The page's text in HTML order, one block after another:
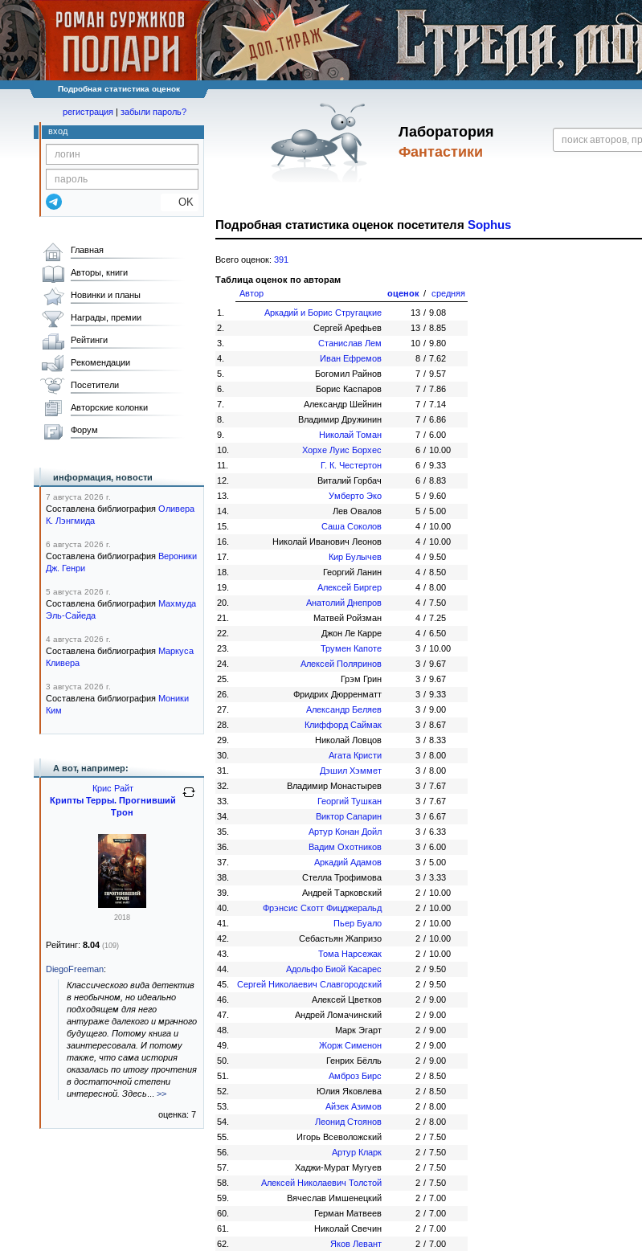
Подробная статистика оценок
Лаборатория
Фантастики
регистрация | забыли пароль?
вход
OK
Подробная статистика оценок посетителя Sophus
Всего оценок: 391
Таблица оценок по авторам
Автор
оценок / средняя
1.
Аркадий и Борис Стругацкие 13 / 9.08
2.
Сергей Арефьев 13 / 8.85
3.
Станислав Лем 10 / 9.80
4.
Иван Ефремов 8 / 7.62
5.
Богомил Райнов 7 / 9.57
6.
Борис Каспаров 7 / 7.86
7.
Александр Шейнин 7 / 7.14
8.
Владимир Дружинин 7 / 6.86
9.
Николай Томан 7 / 6.00
10.
Хорхе Луис Борхес 6 / 10.00
11.
Г. К. Честертон 6 / 9.33
12.
Виталий Горбач 6 / 8.83
13.
Умберто Эко 5 / 9.60
14.
Лев Овалов 5 / 5.00
15.
Саша Соколов 4 / 10.00
16.
Николай Иванович Леонов 4 / 10.00
17.
Кир Булычев 4 / 9.50
18.
Георгий Ланин 4 / 8.50
19.
Алексей Биргер 4 / 8.00
20.
Анатолий Днепров 4 / 7.50
21.
Матвей Ройзман 4 / 7.25
22.
Джон Ле Карре 4 / 6.50
23.
Трумен Капоте 3 / 10.00
24.
Алексей Поляринов 3 / 9.67
25.
Грэм Грин 3 / 9.67
26.
Фридрих Дюрренматт 3 / 9.33
27.
Александр Беляев 3 / 9.00
28.
Клиффорд Саймак 3 / 8.67
29.
Николай Ловцов 3 / 8.33
30.
Агата Кристи 3 / 8.00
31.
Дэшил Хэммет 3 / 8.00
32.
Владимир Монастырев 3 / 7.67
33.
Георгий Тушкан 3 / 7.67
34.
Виктор Сапарин 3 / 6.67
35.
Артур Конан Дойл 3 / 6.33
36.
Вадим Охотников 3 / 6.00
37.
Аркадий Адамов 3 / 5.00
38.
Стелла Трофимова 3 / 3.33
39.
Андрей Тарковский 2 / 10.00
40.
Фрэнсис Скотт Фицджеральд 2 / 10.00
41.
Пьер Буало 2 / 10.00
42.
Себастьян Жапризо 2 / 10.00
43.
Тома Нарсежак 2 / 10.00
44.
Адольфо Биой Касарес 2 / 9.50
45.
Сергей Николаевич Славгородский 2 / 9.50
46.
Алексей Цветков 2 / 9.00
47.
Андрей Ломачинский 2 / 9.00
48.
Марк Эгарт 2 / 9.00
49.
Жорж Сименон 2 / 9.00
50.
Генрих Бёлль 2 / 9.00
51.
Амброз Бирс 2 / 8.50
52.
Юлия Яковлева 2 / 8.50
53.
Айзек Азимов 2 / 8.00
54.
Леонид Стоянов 2 / 8.00
55.
Игорь Всеволожский 2 / 7.50
56.
Артур Кларк 2 / 7.50
57.
Хаджи-Мурат Мугуев 2 / 7.50
58.
Алексей Николаевич Толстой 2 / 7.50
59.
Вячеслав Имшенецкий 2 / 7.00
60.
Герман Матвеев 2 / 7.00
61.
Николай Свечин 2 / 7.00
62.
Яков Левант 2 / 7.00
Главная
Авторы, книги
Новинки и планы
Награды, премии
Рейтинги
Рекомендации
Посетители
Авторские колонки
Форум
информация, новости
7 августа 2026 г.
Составлена библиография Оливера
К. Лэнгмида
6 августа 2026 г.
Составлена библиография Вероники
Дж. Генри
5 августа 2026 г.
Составлена библиография Махмуда
Эль-Сайеда
4 августа 2026 г.
Составлена библиография Маркуса
Кливера
3 августа 2026 г.
Составлена библиография Моники
Ким
А вот, например:
Крис Райт
Крипты Терры. Прогнивший
Трон
2018
Рейтинг: 8.04 (109)
DiegoFreeman:
Классического вида детектив
в необычном, но идеально
подходящем для него
антураже далекого и мрачного
будущего. Потому книга и
заинтересовала. И потому
также, что сама история
оказалась по итогу прочтения
в достаточной степени
интересной. Здесь
>>
оценка: 7